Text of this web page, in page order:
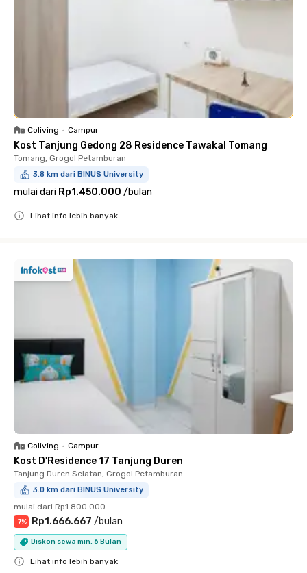
Coliving • Campur
Kost Tanjung Gedong 28 Residence Tawakal Tomang
Tomang, Grogol Petamburan
3.8 km dari BINUS University
mulai dari Rp1.450.000 /bulan
Lihat info lebih banyak
Coliving • Campur
Kost D'Residence 17 Tanjung Duren
Tanjung Duren Selatan, Grogol Petamburan
3.0 km dari BINUS University
mulai dari Rp1.800.000
-7% Rp1.666.667 /bulan
Diskon sewa min. 6 Bulan
Lihat info lebih banyak